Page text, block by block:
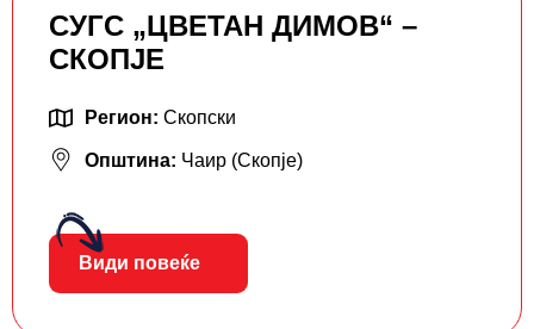
СУГС „ЦВЕТАН ДИМОВ“ –
СКОПЈЕ
Регион: Скопски
Општина: Чаир (Скопје)
Види повеќе